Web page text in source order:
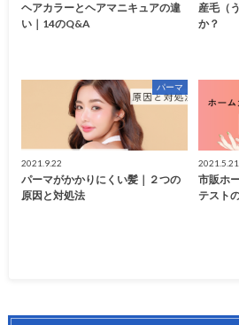
ヘアカラーとヘアマニキュアの違
い｜14のQ&A
産毛（
か？
パーマ
2021.9.22
パーマがかかりにくい髪｜２つの
原因と対処法
2021.5.21
市販ホ
テスト